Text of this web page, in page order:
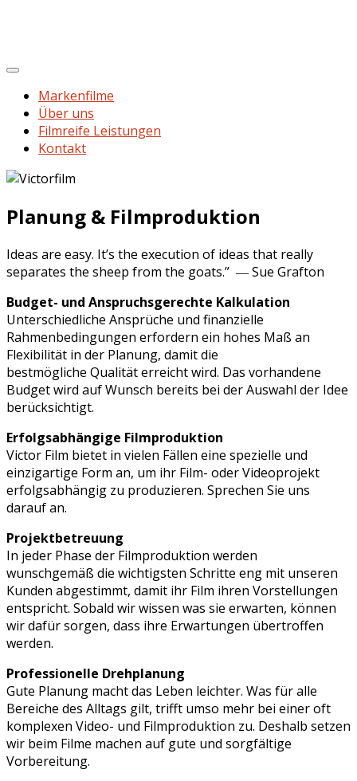
Markenfilme
Über uns
Filmreife Leistungen
Kontakt
Planung & Filmproduktion
Ideas are easy. It’s the execution of ideas that really
separates the sheep from the goats.” ― Sue Grafton
Budget- und Anspruchsgerechte Kalkulation
Unterschiedliche Ansprüche und finanzielle
Rahmenbedingungen erfordern ein hohes Maß an
Flexibilität in der Planung, damit die
bestmögliche Qualität erreicht wird. Das vorhandene
Budget wird auf Wunsch bereits bei der Auswahl der Idee
berücksichtigt.
Erfolgsabhängige Filmproduktion
Victor Film bietet in vielen Fällen eine spezielle und
einzigartige Form an, um ihr Film- oder Videoprojekt
erfolgsabhängig zu produzieren. Sprechen Sie uns
darauf an.
Projektbetreuung
In jeder Phase der Filmproduktion werden
wunschgemäß die wichtigsten Schritte eng mit unseren
Kunden abgestimmt, damit ihr Film ihren Vorstellungen
entspricht. Sobald wir wissen was sie erwarten, können
wir dafür sorgen, dass ihre Erwartungen übertroffen
werden.
Professionelle Drehplanung
Gute Planung macht das Leben leichter. Was für alle
Bereiche des Alltags gilt, trifft umso mehr bei einer oft
komplexen Video- und Filmproduktion zu. Deshalb setzen
wir beim Filme machen auf gute und sorgfältige
Vorbereitung.